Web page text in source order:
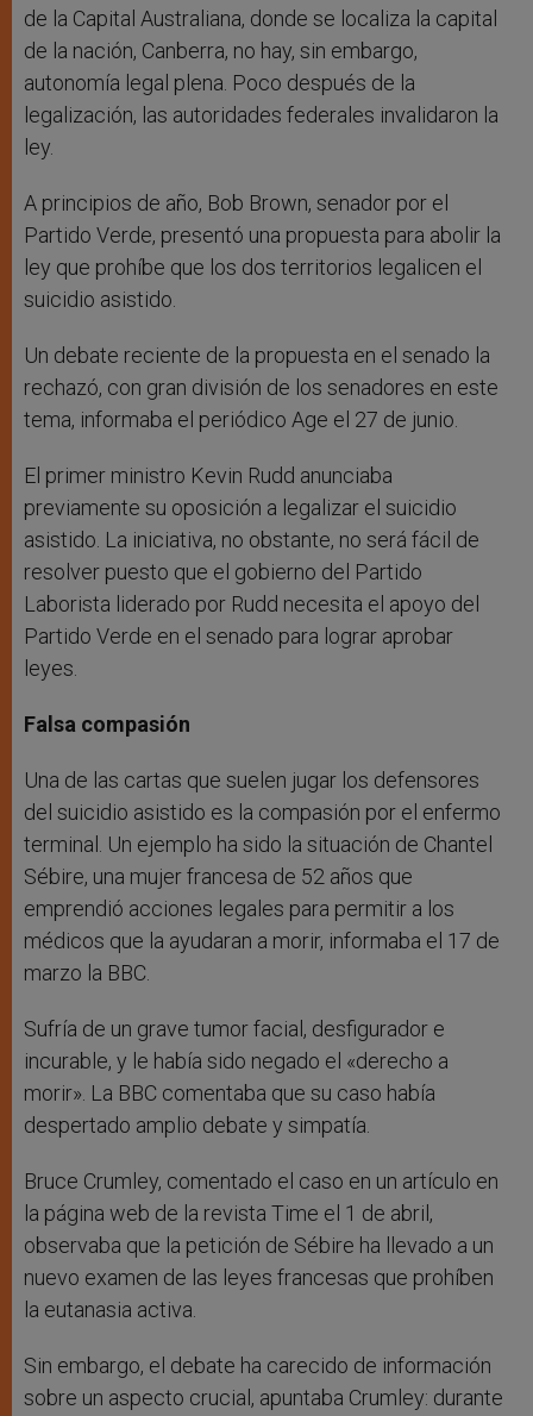
de la Capital Australiana, donde se localiza la capital
de la nación, Canberra, no hay, sin embargo,
autonomía legal plena. Poco después de la
legalización, las autoridades federales invalidaron la
ley.
A principios de año, Bob Brown, senador por el
Partido Verde, presentó una propuesta para abolir la
ley que prohíbe que los dos territorios legalicen el
suicidio asistido.
Un debate reciente de la propuesta en el senado la
rechazó, con gran división de los senadores en este
tema, informaba el periódico Age el 27 de junio.
El primer ministro Kevin Rudd anunciaba
previamente su oposición a legalizar el suicidio
asistido. La iniciativa, no obstante, no será fácil de
resolver puesto que el gobierno del Partido
Laborista liderado por Rudd necesita el apoyo del
Partido Verde en el senado para lograr aprobar
leyes.
Falsa compasión
Una de las cartas que suelen jugar los defensores
del suicidio asistido es la compasión por el enfermo
terminal. Un ejemplo ha sido la situación de Chantel
Sébire, una mujer francesa de 52 años que
emprendió acciones legales para permitir a los
médicos que la ayudaran a morir, informaba el 17 de
marzo la BBC.
Sufría de un grave tumor facial, desfigurador e
incurable, y le había sido negado el «derecho a
morir». La BBC comentaba que su caso había
despertado amplio debate y simpatía.
Bruce Crumley, comentado el caso en un artículo en
la página web de la revista Time el 1 de abril,
observaba que la petición de Sébire ha llevado a un
nuevo examen de las leyes francesas que prohíben
la eutanasia activa.
Sin embargo, el debate ha carecido de información
sobre un aspecto crucial, apuntaba Crumley: durante